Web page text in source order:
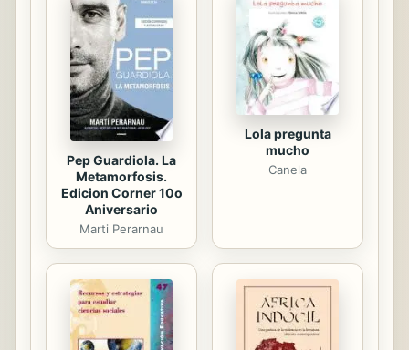
Pep Guardiola. La
Metamorfosis.
Edicion Corner 10o
Aniversario
Marti Perarnau
Lola pregunta
mucho
Canela